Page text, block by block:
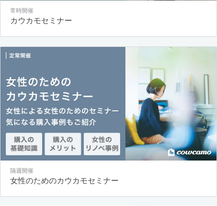
常時開催
カウカモセミナー
隔週開催
女性のためのカウカモセミナー